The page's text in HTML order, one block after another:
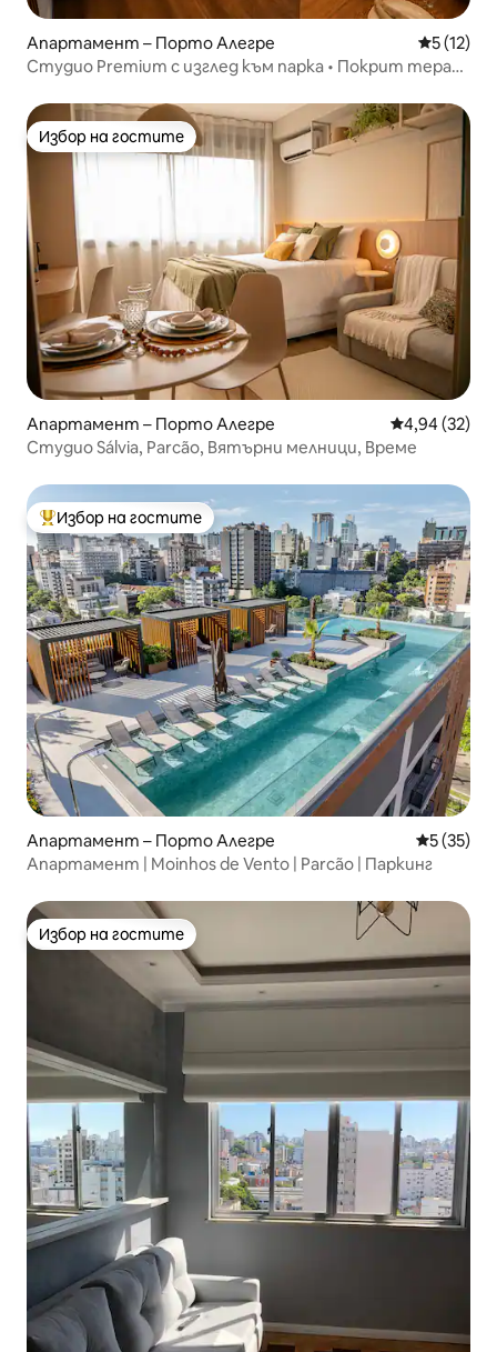
Апартамент – Порто Алегре Средна
5 (12)
Студио Premium с изглед към парка • Покрит терас
Избор на гостите
Избор на гостите
Апартамент – Порто Алегре Средна
4,94 (32)
Студио Sálvia, Parcão, Вятърни мелници, Време
Най-популярен избор на гостите
Избор на гостите
Апартамент – Порто Алегре Средна
5 (35)
Апартамент | Moinhos de Vento | Parcão | Паркинг
Избор на гостите
Избор на гостите